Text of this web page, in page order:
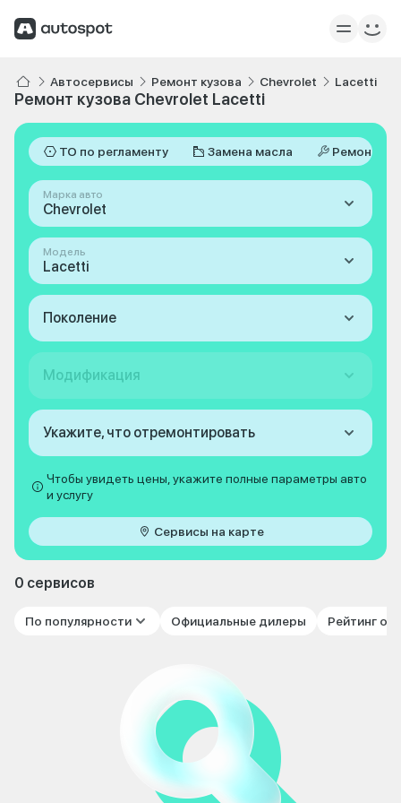
Автосервисы Ремонт кузова Chevrolet Lacetti
Ремонт кузова Chevrolet Lacetti
ТО по регламенту Замена масла Ремонт
Марка авто
Chevrolet
Модель
Lacetti
Поколение
Модификация
Укажите, что отремонтировать
Чтобы увидеть цены, укажите полные параметры авто
и услугу
Сервисы на карте
0 сервисов
По популярности Официальные дилеры Рейтинг